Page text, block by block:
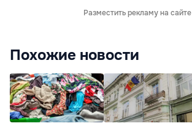
Разместить рекламу на сайте
Похожие новости